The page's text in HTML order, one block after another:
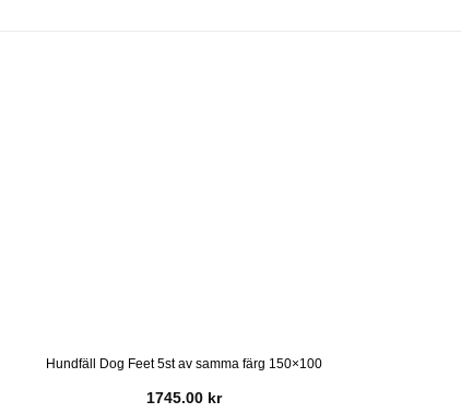
Hundfäll Dog Feet 5st av samma färg 150×100
1745.00 kr